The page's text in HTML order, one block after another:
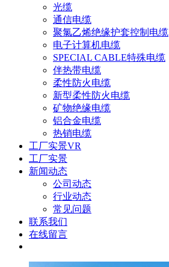
光缆
通信电缆
聚氯乙烯绝缘护套控制电缆
电子计算机电缆
SPECIAL CABLE特殊电缆
伴热带电缆
柔性防火电缆
新型柔性防火电缆
矿物绝缘电缆
铝合金电缆
热销电缆
工厂实景VR
工厂实景
新闻动态
公司动态
行业动态
常见问题
联系我们
在线留言